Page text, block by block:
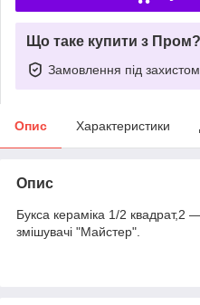
Що таке купити з Пром?
Замовлення під захистом
Опис Характеристики
Опис
Букса кераміка 1/2 квадрат,2
змішувачі "Майстер".